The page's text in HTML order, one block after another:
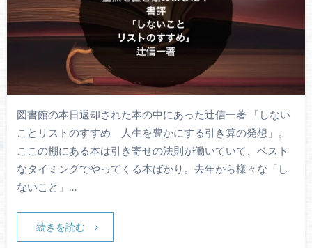
図書館の本日返却された本の中にあった辻信一著 「しない
ことリストのすすめ 人生を豊かにする引き算の発想」。
ここの棚にある本は引き寄せの法則が働いていて、ベスト
なタイミングでやってくる本ばかり。去年から様々な「し
ないこと」…
続きを読む